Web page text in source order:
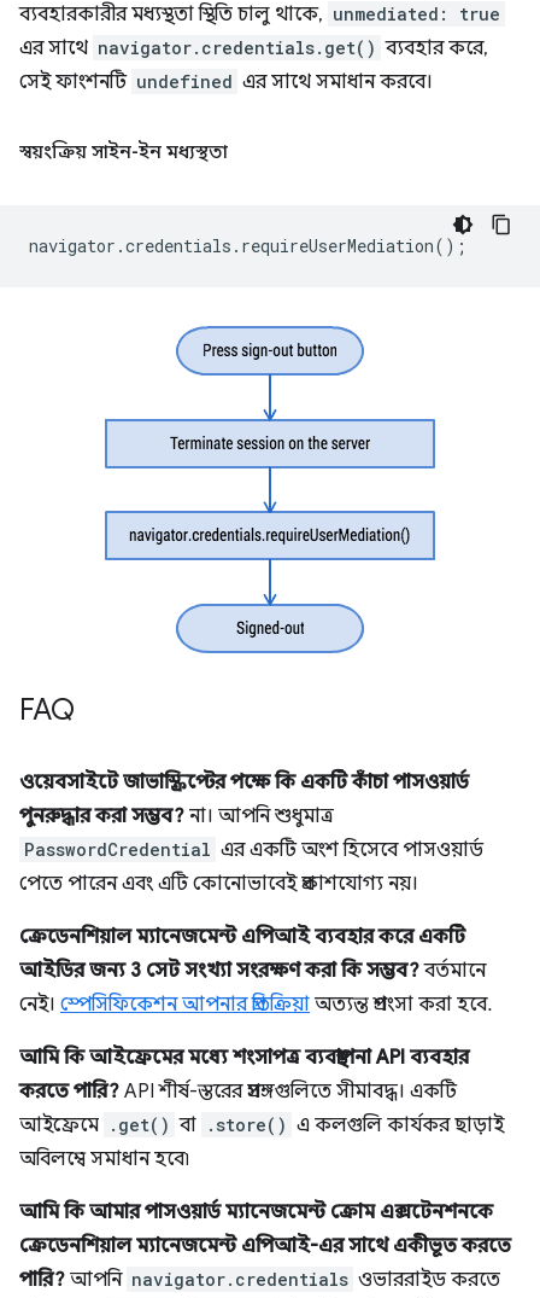
ব্যবহারকারীর মধ্যস্থতা স্থিতি চালু থাকে, unmediated: true
এর সাথে navigator.credentials.get() ব্যবহার করে,
সেই ফাংশনটি undefined এর সাথে সমাধান করবে।
স্বয়ংক্রিয় সাইন-ইন মধ্যস্থতা
navigator .credentials . requireUserMediation();
FAQ
ওয়েবসাইটে জাভাস্ক্রিপ্টের পক্ষে কি একটি কাঁচা পাসওয়ার্ড
পুনরুদ্ধার করা সম্ভব? না। আপনি শুধুমাত্র
PasswordCredential এর একটি অংশ হিসেবে পাসওয়ার্ড
পেতে পারেন এবং এটি কোনোভাবেই প্রকাশযোগ্য নয়।
ক্রেডেনশিয়াল ম্যানেজমেন্ট এপিআই ব্যবহার করে একটি
আইডির জন্য 3 সেট সংখ্যা সংরক্ষণ করা কি সম্ভব?বর্তমানে
নেই। স্পেসিফিকেশন আপনার প্রতিক্রিয়া অত্যন্ত প্রশংসা করা হবে.
আমি কি আইফ্রেমের মধ্যে শংসাপত্র ব্যবস্থাপনা API ব্যবহার
করতে পারি? API শীর্ষ-স্তরের প্রসঙ্গগুলিতে সীমাবদ্ধ। একটি
আইফ্রেমে .get() বা .store() এ কলগুলি কার্যকর ছাড়াই
অবিলম্বে সমাধান হবে৷
আমি কি আমার পাসওয়ার্ড ম্যানেজমেন্ট ক্রোম এক্সটেনশনকে
ক্রেডেনশিয়াল ম্যানেজমেন্ট এপিআই-এর সাথে একীভূত করতে
পারি? আপনি navigator.credentials ওভাররাইড করতে